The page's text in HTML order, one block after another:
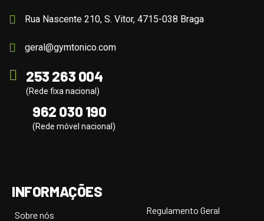
Rua Nascente 210, S. Vitor, 4715-038 Braga
geral@gymtonico.com
253 263 004
(Rede fixa nacional)
962 030 190
(Rede móvel nacional)
INFORMAÇÕES
Sobre nós
Regulamento Geral